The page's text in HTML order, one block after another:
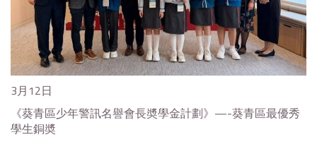
3月12日
《葵青區少年警訊名譽會長奬學金計劃》—-葵青區最優秀
學生銅奬